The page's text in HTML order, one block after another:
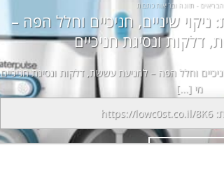
- תזונה ובריאות כתבות
שיניים, חניכיים וחלל הפה –
דלקות ונסיגת חניכיים
וחלל הפה – למניעת עששת, דלקות ונסיגת חניכיים
מי [...]
https://lowc0st.co.il/8K6
המשך קריאה→